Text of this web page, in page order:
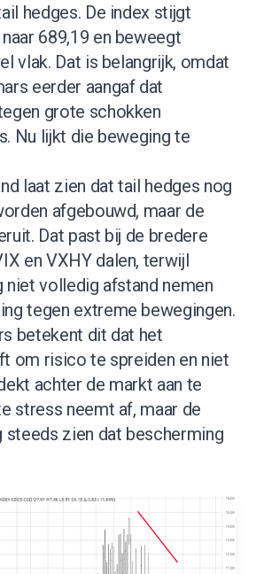
hedges. De index stijgt
689,19 en beweegt
vlak. Dat is belangrijk, omdat
eerder aangaf dat
grote schokken
Nu lijkt die beweging te
laat zien dat tail hedges nog
afgebouwd, maar de
Dat past bij de bredere
en VXHY dalen, terwijl
niet volledig afstand nemen
tegen extreme bewegingen.
betekent dit dat het
om risico te spreiden en niet
achter de markt aan te
stress neemt af, maar de
steeds zien dat bescherming